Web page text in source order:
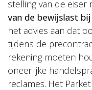
stelling van de eiser
van de bewijslast
het advies aan dat
tijdens de
rekening moeten
oneerlijke
reclames. Het